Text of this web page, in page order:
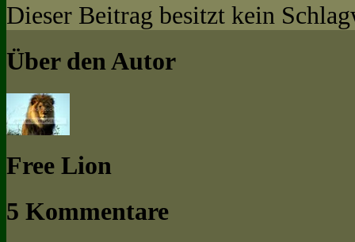
Dieser Beitrag besitzt kein
Über den Autor
Free Lion
5 Kommentare